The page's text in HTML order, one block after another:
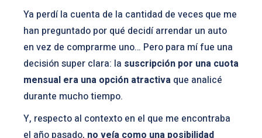
Ya perdí la cuenta de la cantidad de veces que me
han preguntado por qué decidí arrendar un auto
en vez de comprarme uno… Pero para mí fue una
decisión super clara: la suscripción por una cuota
mensual era una opción atractiva que analicé
durante mucho tiempo.
Y, respecto al contexto en el que me encontraba